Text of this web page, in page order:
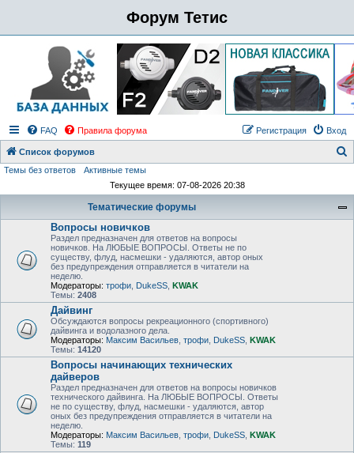
Форум Тетис
FAQ Правила форума Вход
Регистрация
Список форумов
Темы без ответов
Активные темы
Текущее время: 07-08-2026 20:38
Тематические форумы
Вопросы новичков
Раздел предназначен для ответов на вопросы
новичков. На ЛЮБЫЕ ВОПРОСЫ. Ответы не по
существу, флуд, насмешки - удаляются, автор оных
без предупреждения отправляется в читатели на
неделю.
Модераторы: трофи DukeSS KWAK
Темы: 2408
Дайвинг
Обсуждаются вопросы рекреационного (спортивного)
дайвинга и водолазного дела.
Модераторы: Максим Васильев трофи DukeSS KWAK
Темы: 14120
Вопросы начинающих технических
дайверов
Раздел предназначен для ответов на вопросы новичков
технического дайвинга. На ЛЮБЫЕ ВОПРОСЫ. Ответы
не по существу, флуд, насмешки - удаляются, автор
оных без предупреждения отправляется в читатели на
неделю.
Модераторы: Максим Васильев трофи DukeSS KWAK
Темы: 119